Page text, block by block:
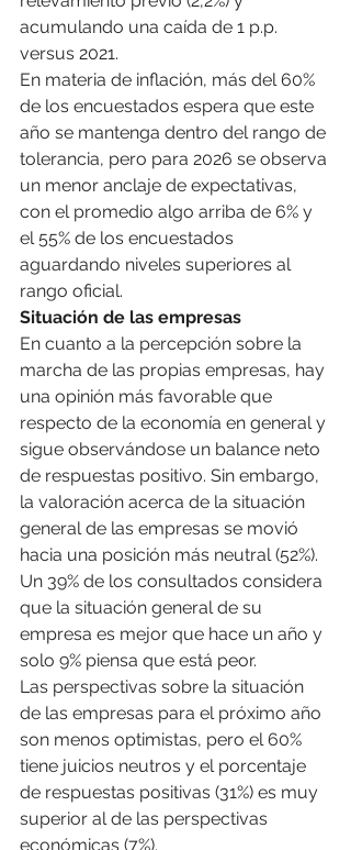
acumulando una caída de 1 p.p.
versus 2021.
En materia de inflación, más del 60%
de los encuestados espera que este
año se mantenga dentro del rango de
tolerancia, pero para 2026 se observa
un menor anclaje de expectativas,
con el promedio algo arriba de 6% y
el 55% de los encuestados
aguardando niveles superiores al
rango oficial.
Situación de las empresas
En cuanto a la percepción sobre la
marcha de las propias empresas, hay
una opinión más favorable que
respecto de la economía en general y
sigue observándose un balance neto
de respuestas positivo. Sin embargo,
la valoración acerca de la situación
general de las empresas se movió
hacia una posición más neutral (52%).
Un 39% de los consultados considera
que la situación general de su
empresa es mejor que hace un año y
solo 9% piensa que está peor.
Las perspectivas sobre la situación
de las empresas para el próximo año
son menos optimistas, pero el 60%
tiene juicios neutros y el porcentaje
de respuestas positivas (31%) es muy
superior al de las perspectivas
económicas (7%).